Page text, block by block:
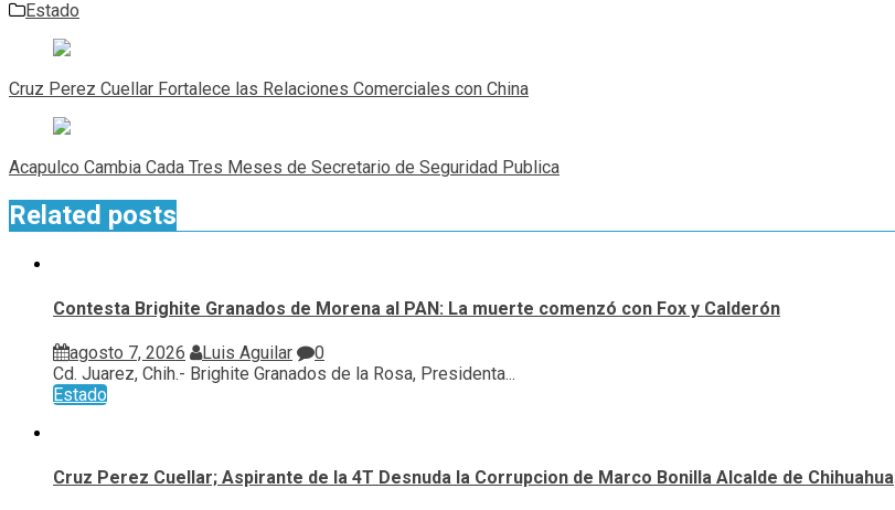
Estado
Navegación
de
entradas
Cruz Perez Cuellar Fortalece las Relaciones Comerciales con China
Acapulco Cambia Cada Tres Meses de Secretario de Seguridad Publica
Related posts
Contesta Brighite Granados de Morena al PAN: La muerte comenzó con Fox y Calderón
agosto 7, 2026 Luis Aguilar
0
Cd. Juarez, Chih.- Brighite Granados de la Rosa, Presidenta...
Estado
Cruz Perez Cuellar; Aspirante de la 4T Desnuda la Corrupcion de Marco Bonilla Alcalde de Chihuahua